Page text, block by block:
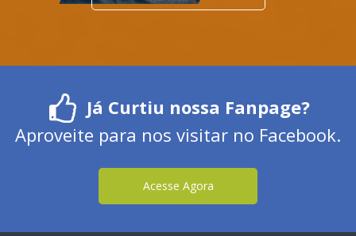
Já Curtiu nossa Fanpage?
Aproveite para nos visitar no Facebook.
Acesse Agora